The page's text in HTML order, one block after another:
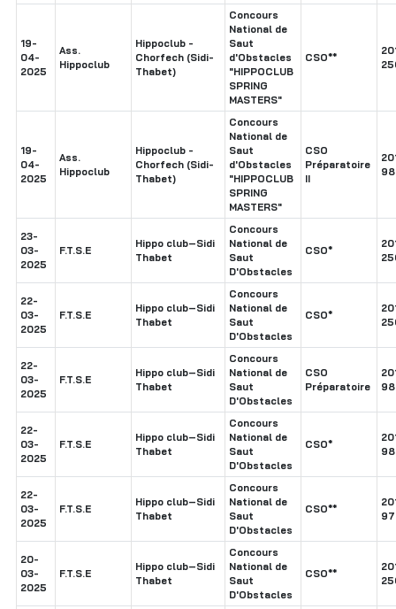
19-
04-
2025
Ass.
Hippoclub
Hippoclub -
Chorfech (Sidi-
Thabet)
Concours
National de
Saut
d'Obstacles
"HIPPOCLUB
SPRING
MASTERS"
CSO**
19-
04-
2025
Ass.
Hippoclub
Hippoclub -
Chorfech (Sidi-
Thabet)
Concours
National de
Saut
d'Obstacles
"HIPPOCLUB
SPRING
MASTERS"
CSO
Préparatoire
II
23-
03-
2025
F.T.S.E
Hippo club–Sidi
Thabet
Concours
National de
Saut
D'Obstacles
CSO*
22-
03-
2025
F.T.S.E
Hippo club–Sidi
Thabet
Concours
National de
Saut
D'Obstacles
CSO*
22-
03-
2025
F.T.S.E
Hippo club–Sidi
Thabet
Concours
National de
Saut
D'Obstacles
CSO
Préparatoire
22-
03-
2025
F.T.S.E
Hippo club–Sidi
Thabet
Concours
National de
Saut
D'Obstacles
CSO*
22-
03-
2025
F.T.S.E
Hippo club–Sidi
Thabet
Concours
National de
Saut
D'Obstacles
CSO**
20-
03-
2025
F.T.S.E
Hippo club–Sidi
Thabet
Concours
National de
Saut
D'Obstacles
CSO**